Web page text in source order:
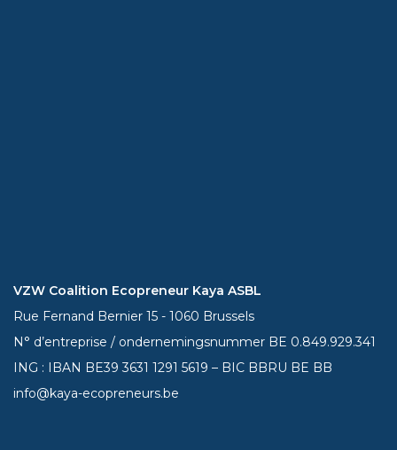
VZW Coalition Ecopreneur Kaya ASBL
Rue Fernand Bernier 15 - 1060 Brussels
N° d’entreprise / ondernemingsnummer BE 0.849.929.341
ING : IBAN BE393631 1291 5619 – BIC BBRU BE BB
info@kaya-ecopreneurs.be